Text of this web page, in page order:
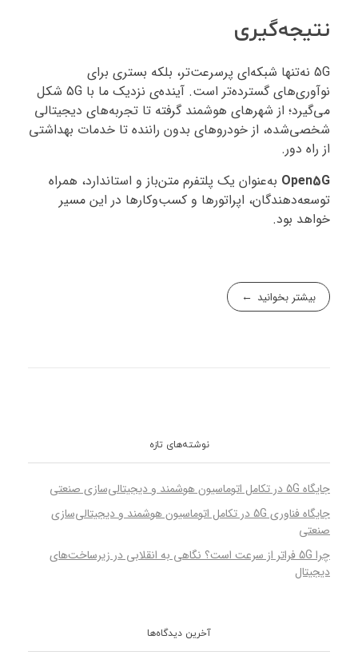
نتیجه‌گیری
5G نه‌تنها شبکه‌ای پرسرعت‌تر، بلکه بستری برای
نوآوری‌های گسترده‌تر است. آینده‌ی نزدیک ما با 5G شکل
می‌گیرد؛ از شهرهای هوشمند گرفته تا تجربه‌های دیجیتالی
شخصی‌شده، از خودروهای بدون راننده تا خدمات بهداشتی
از راه دور.
Open5G به‌عنوان یک پلتفرم متن‌باز و استاندارد، همراه
توسعه‌دهندگان، اپراتورها و کسب‌وکارها در این مسیر
خواهد بود.
بیشتر بخوانید
نوشته‌های تازه
جایگاه 5G در تکامل اتوماسیون هوشمند و دیجیتالی‌سازی صنعتی
جایگاه فناوری 5G در تکامل اتوماسیون هوشمند و دیجیتالی‌سازی
صنعتی
چرا 5G فراتر از سرعت است؟ نگاهی به انقلابی در زیرساخت‌های
دیجیتال
آخرین دیدگاه‌ها